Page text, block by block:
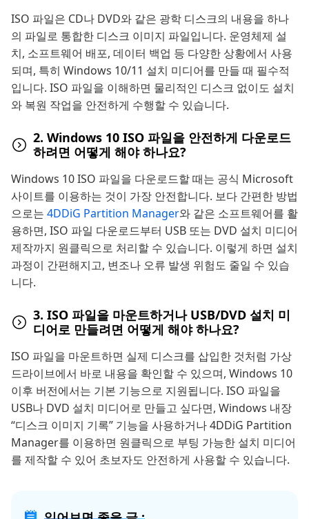
ISO 파일은 CD나 DVD와 같은 광학 디스크의 내용을 하나
의 파일로 통합한 디스크 이미지 파일입니다. 운영체제 설
치, 소프트웨어 배포, 데이터 백업 등 다양한 상황에서 사용
되며, 특히 Windows 10/11 설치 미디어를 만들 때 필수적
입니다. ISO 파일을 이해하면 물리적인 디스크 없이도 설치
와 복원 작업을 안전하게 수행할 수 있습니다.
2. Windows 10 ISO 파일을 안전하게 다운로드
하려면 어떻게 해야 하나요?
Windows 10 ISO 파일을 다운로드할 때는 공식 Microsoft
사이트를 이용하는 것이 가장 안전합니다. 보다 간편한 방법
으로는 4DDiG Partition Manager와 같은 소프트웨어를 활
용하면, ISO 파일 다운로드부터 USB 또는 DVD 설치 미디어
제작까지 원클릭으로 처리할 수 있습니다. 이렇게 하면 설치
과정이 간편해지고, 변조나 오류 발생 위험도 줄일 수 있습
니다.
3. ISO 파일을 마운트하거나 USB/DVD 설치 미
디어로 만들려면 어떻게 해야 하나요?
ISO 파일을 마운트하면 실제 디스크를 삽입한 것처럼 가상
드라이브에서 바로 내용을 확인할 수 있으며, Windows 10
이후 버전에서는 기본 기능으로 지원됩니다. ISO 파일을
USB나 DVD 설치 미디어로 만들고 싶다면, Windows 내장
“디스크 이미지 기록” 기능을 사용하거나 4DDiG Partition
Manager를 이용하면 원클릭으로 부팅 가능한 설치 미디어
를 제작할 수 있어 초보자도 안전하게 사용할 수 있습니다.